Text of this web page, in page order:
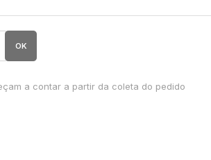
OK
a contar a partir da coleta do pedido